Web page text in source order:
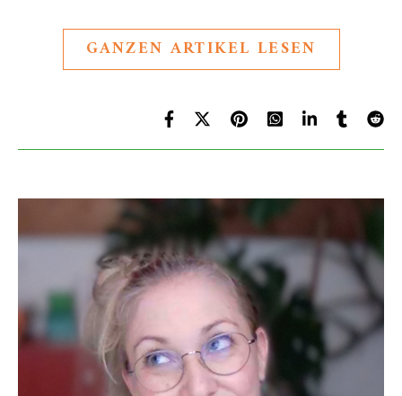
GANZEN ARTIKEL LESEN